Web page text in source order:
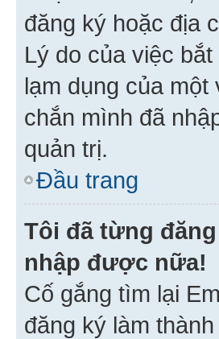
đăng ký hoặc địa
Lý do của việc
lạm dụng của
chắn mình đã
quản trị.
Đầu trang
Tôi đã từng
nhập được nữa!
Cố gắng tìm lại
đăng ký làm